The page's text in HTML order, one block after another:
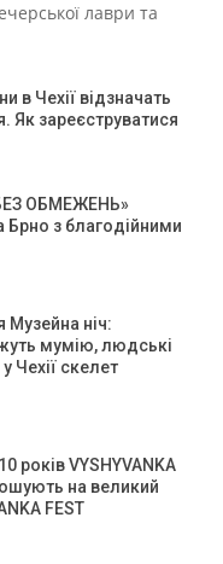
лаври та
в Чехії відзначать
Як зареєструватися
ОБМЕЖЕНЬ»
Брно з благодійними
Музейна ніч:
мумію, людські
Чехії скелет
років VYSHYVANKA
на великий
FEST